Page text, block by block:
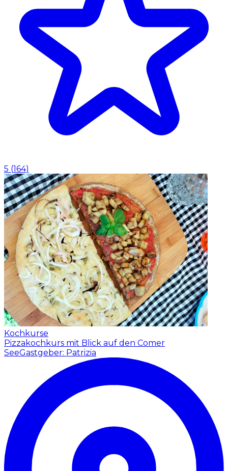
5 (164)
Kochkurse
Pizzakochkurs mit Blick auf den Comer
SeeGastgeber: Patrizia